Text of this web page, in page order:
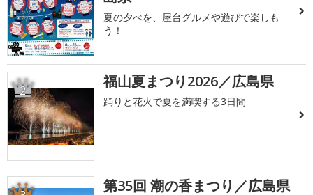
夏の夕べを、屋台グルメや遊びで楽しも
う！
2 福山夏まつり2026／広島県
踊りと花火で夏を満喫する3日間
第35回 潮の香まつり／広島県